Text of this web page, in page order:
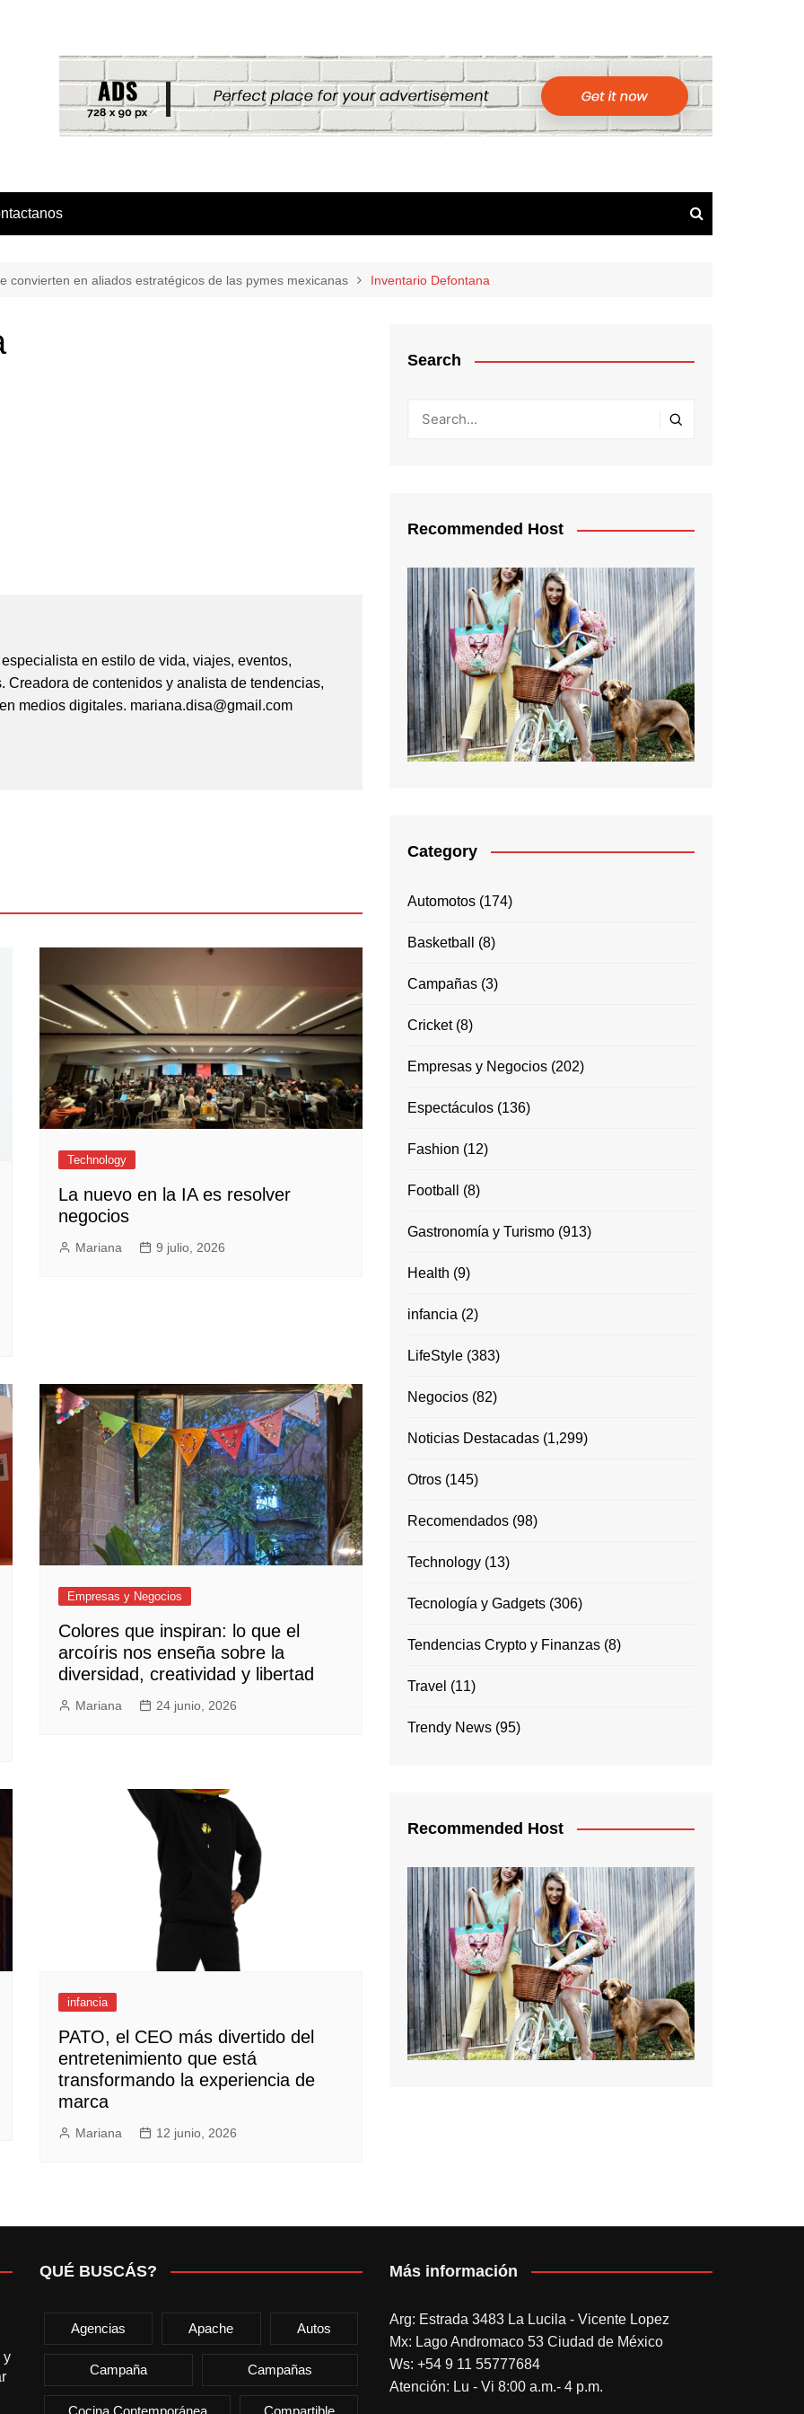
convierten en aliados estratégicos de las pymes mexicanas Inventario Defontana
en estilo de vida, viajes, eventos,
Creadora de contenidos y analista de tendencias,
medios digitales. mariana.disa@gmail.com
Technology
La nuevo en la IA es resolver
negocios
Mariana 9 julio, 2026
Empresas y Negocios
Colores que inspiran: lo que el
arcoíris nos enseña sobre la
diversidad, creatividad y libertad
Mariana 24 junio, 2026
infancia
PATO, el CEO más divertido del
entretenimiento que está
transformando la experiencia de
marca
Mariana 12 junio, 2026
Search
Recommended Host
Category
Automotos (174)
Basketball (8)
Campañas (3)
Cricket(8)
Empresas y Negocios (202)
Espectáculos (136)
Fashion (12)
Football (8)
Gastronomía y Turismo (913)
Health (9)
infancia (2)
LifeStyle (383)
Negocios (82)
Noticias Destacadas (1,299)
Otros (145)
Recomendados (98)
Technology (13)
Tecnología y Gadgets (306)
Tendencias Crypto y Finanzas (8)
Travel (11)
Trendy News (95)
Recommended Host
y
QUÉ BUSCÁS?
Agencias Apache Autos
Campaña Campañas
Cocina Contemporánea Compartible
Más información
Arg: Estrada 3483 La Lucila - Vicente Lopez
Mx: Lago Andromaco 53 Ciudad de México
Ws: +54 9 11 55777684
Atención: Lu - Vi 8:00 a.m.- 4 p.m.